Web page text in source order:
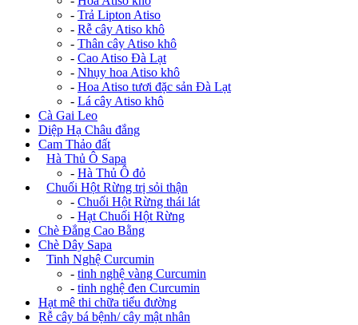
- Trả Lipton Atiso
- Rễ cây Atiso khô
- Thân cây Atiso khô
- Cao Atiso Đà Lạt
- Nhụy hoa Atiso khô
- Hoa Atiso tươi đặc sản Đà Lạt
- Lá cây Atiso khô
Cà Gai Leo
Diệp Hạ Châu đắng
Cam Thảo đất
Hà Thủ Ô Sapa
- Hà Thủ Ô đỏ
Chuối Hột Rừng trị sỏi thận
- Chuối Hột Rừng thái lát
- Hạt Chuối Hột Rừng
Chè Đắng Cao Bằng
Chè Dây Sapa
Tinh Nghệ Curcumin
- tinh nghệ vàng Curcumin
- tinh nghệ đen Curcumin
Hạt mê thi chữa tiểu đường
Rễ cây bá bệnh/ cây mật nhân